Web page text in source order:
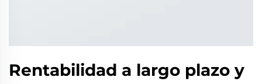
Rentabilidad a largo plazo y